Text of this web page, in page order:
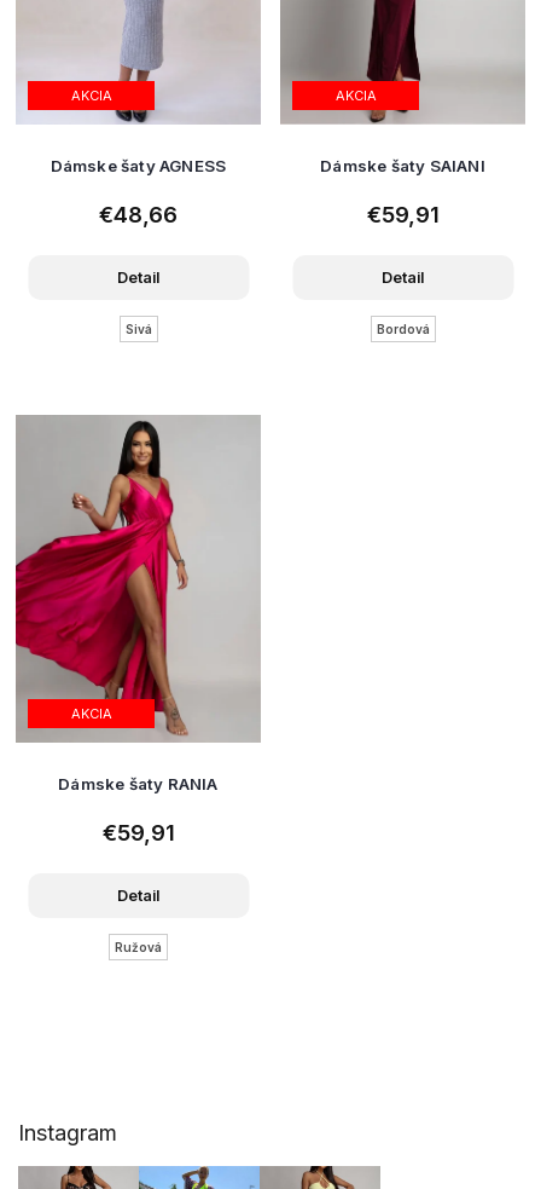
AKCIA
Dámske šaty AGNESS
€48,66
Detail
Sivá
AKCIA
Dámske šaty SAIANI
€59,91
Detail
Bordová
AKCIA
Dámske šaty RANIA
€59,91
Detail
Ružová
Instagram